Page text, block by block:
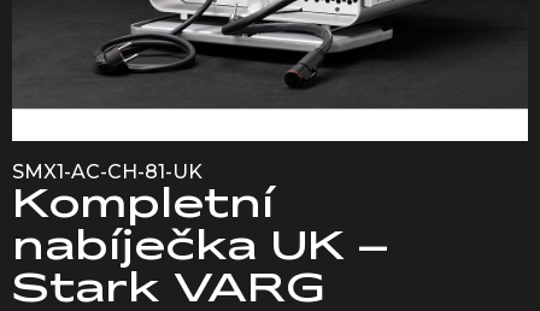
SMX1-AC-CH-81-UK
Kompletní
nabíječka UK –
Stark VARG